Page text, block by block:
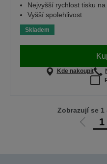
Nejvyšší rychlost tisku na
Vyšší spolehlivost
Skladem
Kde nakoupit
Jít
1
Zobrazují se 1